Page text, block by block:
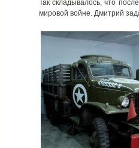
Так складывалось, что
мировой войне. Дмитрий